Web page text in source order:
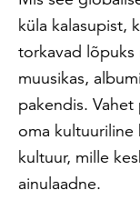
küla kalasupist,
torkavad lõpuks
muusikas,
pakendis.
oma
kultuur, mille
ainulaadne.